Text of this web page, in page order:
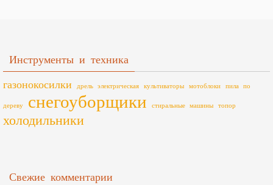
Инструменты и техника
газонокосилки
дрель электрическая культиваторы мотоблоки пила по
дереву снегоуборщики стиральные машины топор
холодильники
Свежие комментарии